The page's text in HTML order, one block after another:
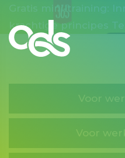
Gratis mini-training:
krachtige principes
Voor
Voor